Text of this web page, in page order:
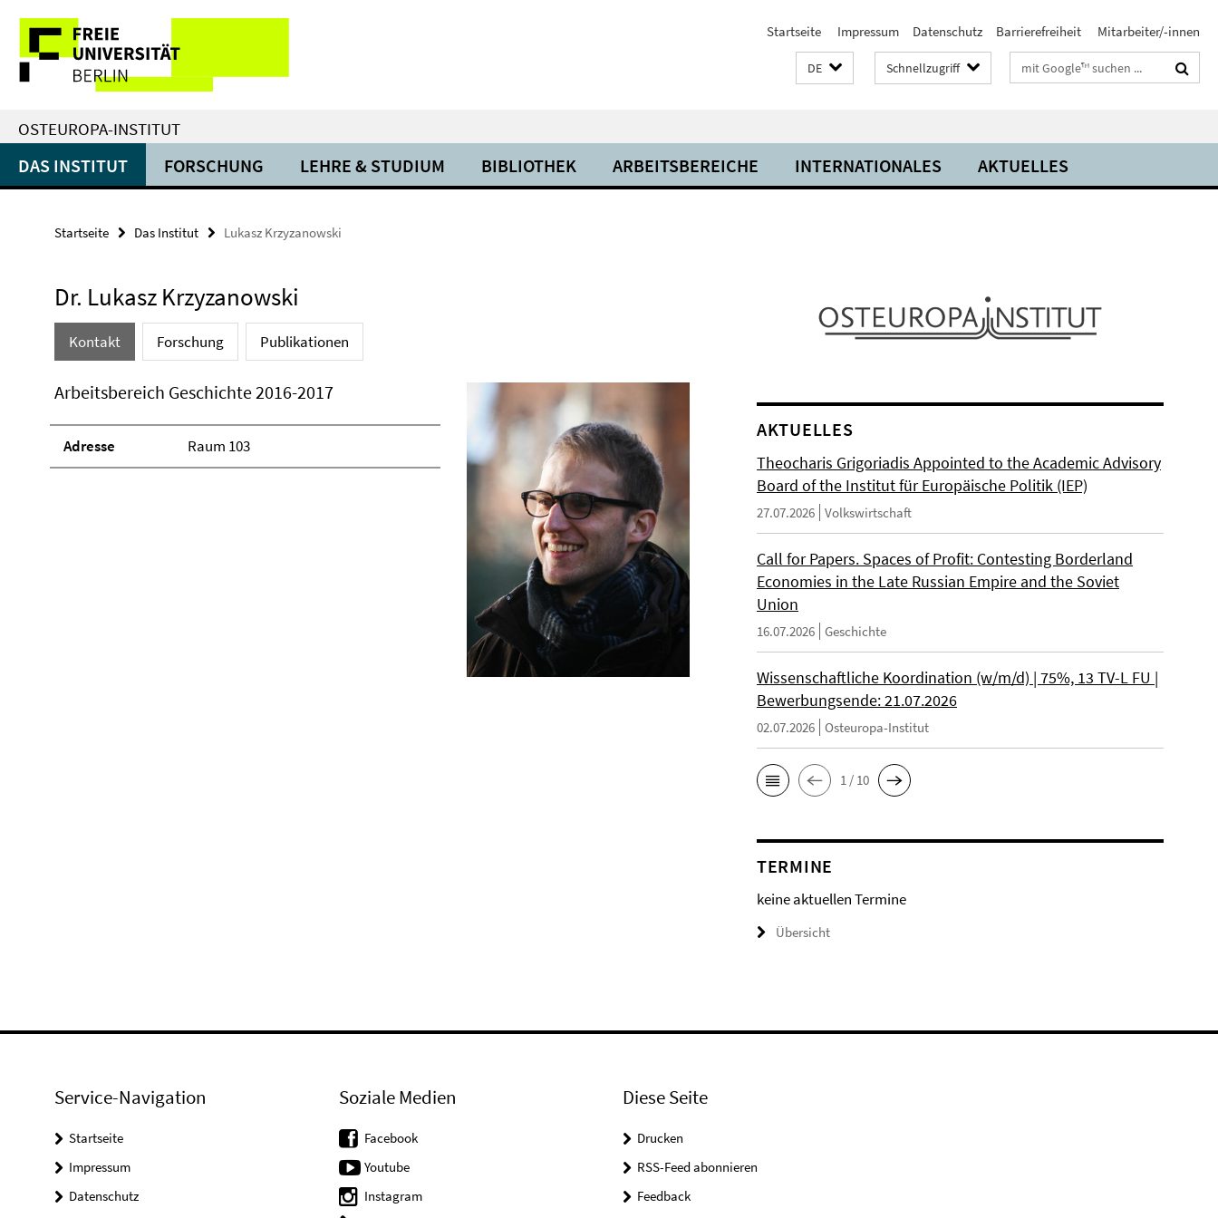
direkt
Inhalt
Service-
Navigation
Startseite Impressum Datenschutz Barrierefreiheit Mitarbeiter/-innen
DE Schnellzugriff Suchbegriffe
OSTEUROPA-INSTITUT
DAS INSTITUT FORSCHUNG LEHRE & STUDIUM BIBLIOTHEK ARBEITSBEREICHE INTERNATIONALES AKTUELLES
Startseite Das Institut Lukasz Krzyzanowski
Dr. Lukasz Krzyzanowski
Kontakt Forschung Publikationen
Arbeitsbereich Geschichte 2016-2017
Adresse Raum 103
AKTUELLES
Theocharis Grigoriadis Appointed to the Academic Advisory
Board of the Institut für Europäische Politik (IEP)
27.07.2026 Volkswirtschaft
Call for Papers. Spaces of Profit: Contesting Borderland
Economies in the Late Russian Empire and the Soviet
Union
16.07.2026 Geschichte
Wissenschaftliche Koordination (w/m/d) | 75%, 13 TV-L FU |
Bewerbungsende: 21.07.2026
02.07.2026 Osteuropa-Institut
1 / 10
TERMINE
keine aktuellen Termine
Übersicht
Service-Navigation
Startseite
Impressum
Datenschutz
Soziale Medien
Facebook
Youtube
Instagram
Diese Seite
Drucken
RSS-Feed abonnieren
Feedback